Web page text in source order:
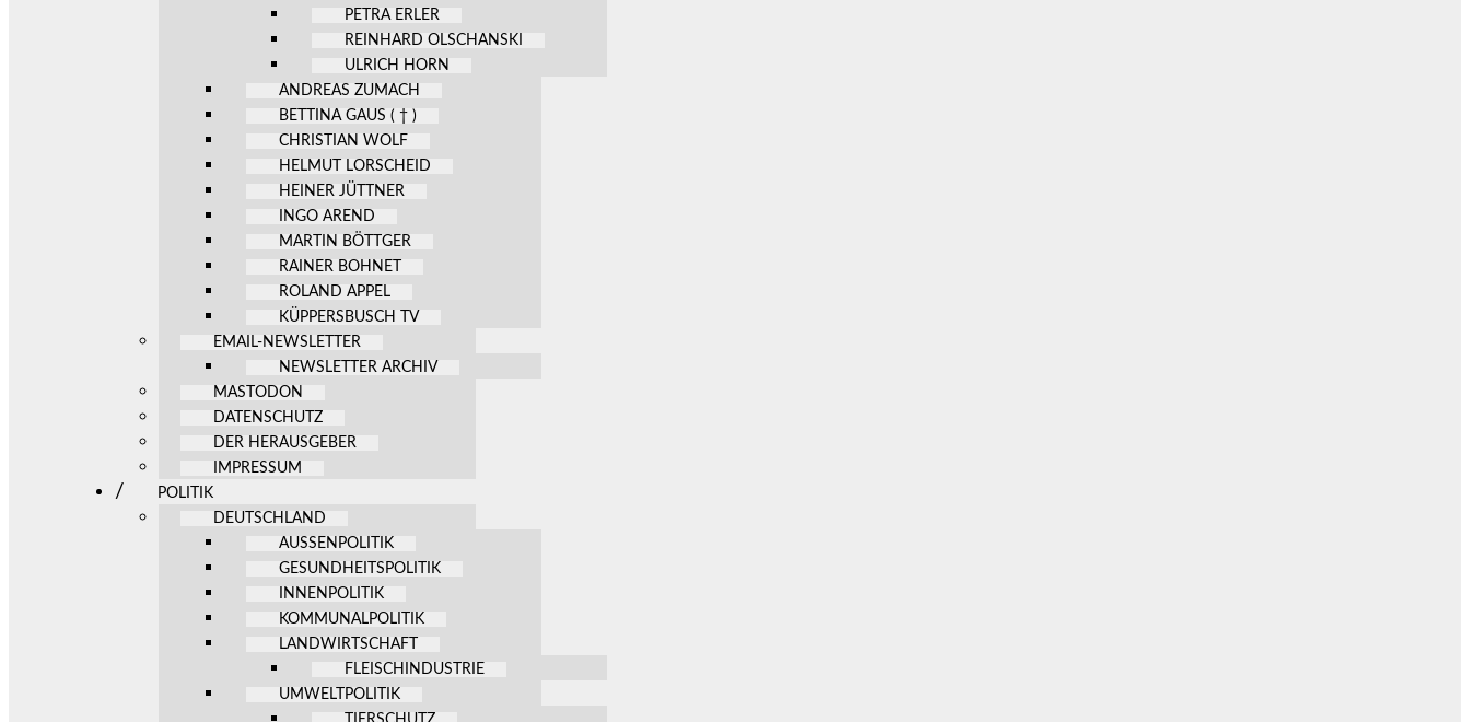
PETRA ERLER
REINHARD OLSCHANSKI
ULRICH HORN
ANDREAS ZUMACH
BETTINA GAUS ( † )
CHRISTIAN WOLF
HELMUT LORSCHEID
HEINER JÜTTNER
INGO AREND
MARTIN BÖTTGER
RAINER BOHNET
ROLAND APPEL
KÜPPERSBUSCH TV
EMAIL-NEWSLETTER
NEWSLETTER ARCHIV
MASTODON
DATENSCHUTZ
DER HERAUSGEBER
IMPRESSUM
POLITIK
DEUTSCHLAND
AUSSENPOLITIK
GESUNDHEITSPOLITIK
INNENPOLITIK
KOMMUNALPOLITIK
LANDWIRTSCHAFT
FLEISCHINDUSTRIE
UMWELTPOLITIK